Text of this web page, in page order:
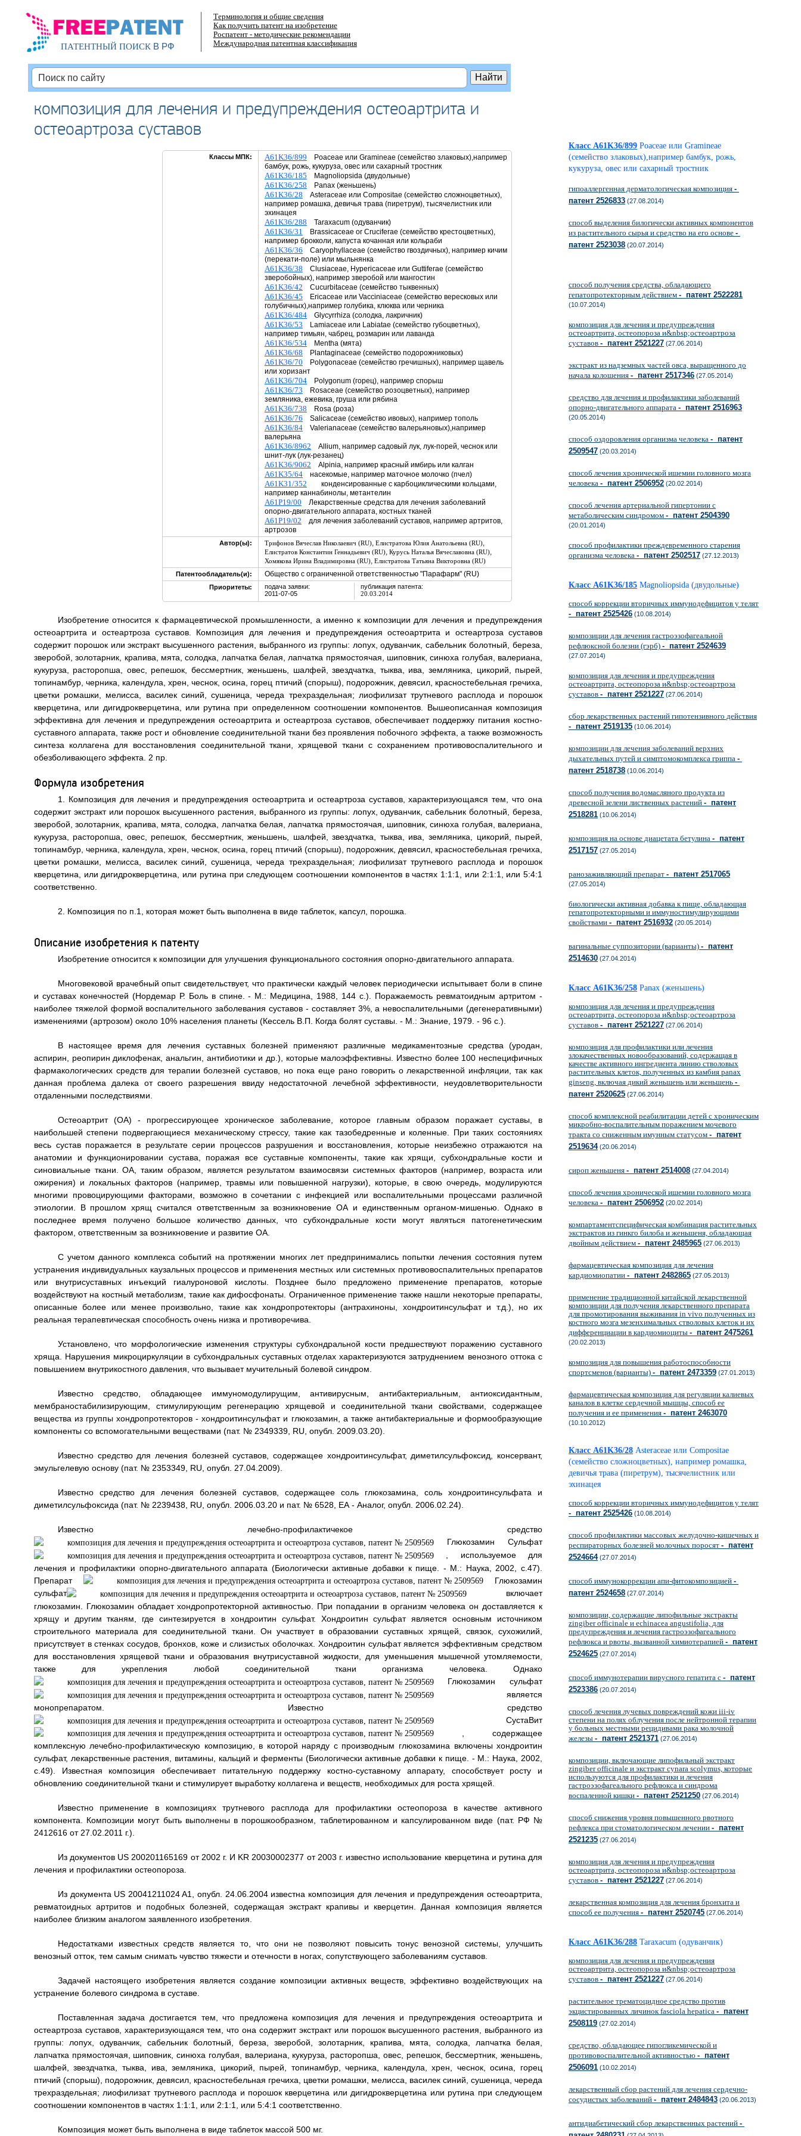
ПАТЕНТНЫЙ ПОИСКВ РФ
Терминология и общие сведения
Как получить патент на изобретение
Роспатент - методические рекомендации
Международная патентная классификация
композиция для лечения и предупреждения остеоартрита и
остеоартроза суставов
Классы МПК: A61K36/899 Poaceae или Gramineae (семейство злаковых),например
бамбук, рожь, кукуруза, овес или сахарный тростник
A61K36/185 Magnoliopsida (двудольные)
A61K36/258 Panax (женьшень)
A61K36/28 Asteraceae или Compositae (семейство сложноцветных),
например ромашка, девичья трава (пиретрум), тысячелистник или
эхинацея
A61K36/288 Taraxacum (одуванчик)
A61K36/31 Brassicaceae or Cruciferae (семейство крестоцветных),
например брокколи, капуста кочанная или кольраби
A61K36/36 Caryophyllaceae (семейство гвоздичных), например кичим
(перекати-поле) или мыльнянка
A61K36/38 Clusiaceae, Hypericaceae или Guttiferae (семейство
зверобойных), например зверобой или мангостин
A61K36/42 Cucurbitaceae (семейство тыквенных)
A61K36/45 Ericaceae или Vacciniaceae (семейство вересковых или
голубичных),например голубика, клюква или черника
A61K36/484Glycyrrhiza (солодка, лакричник)
A61K36/53 Lamiaceae или Labiatae (семейство губоцветных),
например тимьян, чабрец, розмарин или лаванда
A61K36/534Mentha (мята)
A61K36/68 Plantaginaceae (семейство подорожниковых)
A61K36/70 Polygonaceae (семейство гречишных), например щавель
или хоризант
A61K36/704Polygonum (горец), например спорыш
A61K36/73 Rosaceae (семейство розоцветных), например
земляника, ежевика, груша или рябина
A61K36/738 Rosa (роза)
A61K36/76 Salicaceae (семейство ивовых), например тополь
A61K36/84Valerianaceae (семейство валерьяновых),например
валерьяна
A61K36/8962 Allium, например садовый лук, лук-порей, чеснок или
шнит-лук (лук-резанец)
A61K36/9062 Alpinia, например красный имбирь или калган
A61K35/64насекомые, например маточное молочко (пчел)
A61K31/352 конденсированные с карбоциклическими кольцами,
например каннабинолы, метантелин
A61P19/00 Лекарственные средства для лечения заболеваний
опорно-двигательного аппарата, костных тканей
A61P19/02 для лечения заболеваний суставов, например артритов,
артрозов
Автор(ы): Трифонов Вячеслав Николаевич (RU), Елистратова Юлия Анатольевна (RU),
Елистратов Константин Геннадьевич (RU), Курусь Наталья Вячеславовна (RU),
Хомякова Ирина Владимировна (RU), Елистратова Татьяна Викторовна (RU)
Патентообладатель(и):
Общество с ограниченной ответственностью "Парафарм" (RU)
Приоритеты:
подача заявки:
2011-07-05
публикация патента:
20.03.2014
Изобретение относится к фармацевтической промышленности, а именно к композиции для лечения и предупреждения
остеоартрита и остеартроза суставов. Композиция для лечения и предупреждения остеоартрита и остеартроза суставов
содержит порошок или экстракт высушенного растения, выбранного из группы: лопух, одуванчик, сабельник болотный, береза,
зверобой, золотарник, крапива, мята, солодка, лапчатка белая, лапчатка прямостоячая, шиповник, синюха голубая, валериана,
кукуруза, расторопша, овес, репешок, бессмертник, женьшень, шалфей, звездчатка, тыква, ива, земляника, цикорий, пырей,
топинамбур, черника, календула, хрен, чеснок, осина, горец птичий (спорыш), подорожник, девясил, красностебельная гречиха,
цветки ромашки, мелисса, василек синий, сушеница, череда трехраздельная; лиофилизат трутневого расплода и порошок
кверцетина, или дигидрокверцетина, или рутина при определенном соотношении компонентов. Вышеописанная композиция
эффективна для лечения и предупреждения остеоартрита и остеартроза суставов, обеспечивает поддержку питания костно-
суставного аппарата, также рост и обновление соединительной ткани без проявления побочного эффекта, а также возможность
синтеза коллагена для восстановления соединительной ткани, хрящевой ткани с сохранением противовоспалительного и
обезболивающего эффекта. 2 пр.
Формула изобретения
1. Композиция для лечения и предупреждения остеоартрита и остеартроза суставов, характеризующаяся тем, что она
содержит экстракт или порошок высушенного растения, выбранного из группы: лопух, одуванчик, сабельник болотный, береза,
зверобой, золотарник, крапива, мята, солодка, лапчатка белая, лапчатка прямостоячая, шиповник, синюха голубая, валериана,
кукуруза, расторопша, овес, репешок, бессмертник, женьшень, шалфей, звездчатка, тыква, ива, земляника, цикорий, пырей,
топинамбур, черника, календула, хрен, чеснок, осина, горец птичий (спорыш), подорожник, девясил, красностебельная гречиха,
цветки ромашки, мелисса, василек синий, сушеница, череда трехраздельная; лиофилизат трутневого расплода и порошок
кверцетина, или дигидрокверцетина, или рутина при следующем соотношении компонентов в частях 1:1:1, или 2:1:1, или 5:4:1
соответственно.
2. Композиция по п.1, которая может быть выполнена в виде таблеток, капсул, порошка.
Описание изобретения к патенту
Изобретение относится к композиции для улучшения функционального состояния опорно-двигательного аппарата.
Многовековой врачебный опыт свидетельствует, что практически каждый человек периодически испытывает боли в спине
и суставах конечностей (Нордемар Р. Боль в спине. - М.: Медицина, 1988, 144 с.). Поражаемость ревматоидным артритом -
наиболее тяжелой формой воспалительного заболевания суставов - составляет 3%, а невоспалительными (дегенеративными)
изменениями (артрозом) около 10% населения планеты (Кессель В.П. Когда болят суставы. - М.: Знание, 1979. - 96 с.).
В настоящее время для лечения суставных болезней применяют различные медикаментозные средства (уродан,
аспирин, реопирин диклофенак, анальгин, антибиотики и др.), которые малоэффективны. Известно более 100 неспецифичных
фармакологических средств для терапии болезней суставов, но пока еще рано говорить о лекарственной инфляции, так как
данная проблема далека от своего разрешения ввиду недостаточной лечебной эффективности, неудовлетворительности
отдаленными последствиями.
Остеоартрит (ОА) - прогрессирующее хроническое заболевание, которое главным образом поражает суставы, в
наибольшей степени подвергающиеся механическому стрессу, такие как тазобедренные и коленные. При таких состояниях
весь сустав поражается в результате серии процессов разрушения и восстановления, которые неизбежно отражаются на
анатомии и функционировании сустава, поражая все суставные компоненты, такие как хрящи, субхондральные кости и
синовиальные ткани. ОА, таким образом, является результатом взаимосвязи системных факторов (например, возраста или
ожирения) и локальных факторов (например, травмы или повышенной нагрузки), которые, в свою очередь, модулируются
многими провоцирующими факторами, возможно в сочетании с инфекцией или воспалительными процессами различной
этиологии. В прошлом хрящ считался ответственным за возникновение ОА и единственным органом-мишенью. Однако в
последнее время получено большое количество данных, что субхондральные кости могут являться патогенетическим
фактором, ответственным за возникновение и развитие ОА.
С учетом данного комплекса событий на протяжении многих лет предпринимались попытки лечения состояния путем
устранения индивидуальных каузальных процессов и применения местных или системных противовоспалительных препаратов
или внутрисуставных инъекций гиалуроновой кислоты. Позднее было предложено применение препаратов, которые
воздействуют на костный метаболизм, такие как дифосфонаты. Ограниченное применение также нашли некоторые препараты,
описанные более или менее произвольно, такие как хондропротекторы (антрахиноны, хондроитинсульфат и т.д.), но их
реальная терапевтическая способность очень низка и противоречива.
Установлено, что морфологические изменения структуры субхондральной кости предшествуют поражению суставного
хряща. Нарушения микроциркуляции в субхондральных суставных отделах характеризуются затруднением венозного оттока с
повышением внутрикостного давления, что вызывает мучительный болевой синдром.
Известно средство, обладающее иммуномодулирущим, антивирусным, антибактериальным, антиоксидантным,
мембраностабилизирующим, стимулирующим регенерацию хрящевой и соединительной ткани свойствами, содержащее
вещества из группы хондропротекторов - хондроитинсульфат и глюкозамин, а также антибактериальные и формообразующие
компоненты со вспомогательными веществами (пат. № 2349339, RU, опубл. 2009.03.20).
Известно средство для лечения болезней суставов, содержащее хондроитинсульфат, диметилсульфоксид, консервант,
эмульгелевую основу (пат. № 2353349, RU, опубл. 27.04.2009).
Известно средство для лечения болезней суставов, содержащее соль глюкозамина, соль хондроитинсульфата и
диметилсульфоксида (пат. № 2239438, RU, опубл. 2006.03.20 и пат. № 6528, ЕА - Аналог, опубл. 2006.02.24).
Известно лечебно-профилактичекое средство
Глюкозамин Сульфат
, используемое для
лечения и профилактики опорно-двигательного аппарата (Биологически активные добавки к пище. - М.: Наука, 2002, с.47).
Препарат
Глюкозамин
сульфат
включает
глюкозамин. Глюкозамин обладает хондропротекторной активностью. При попадании в организм человека он доставляется к
хрящу и другим тканям, где синтезируется в хондроитин сульфат. Хондроитин сульфат является основным источником
строительного материала для соединительной ткани. Он участвует в образовании суставных хрящей, связок, сухожилий,
присутствует в стенках сосудов, бронхов, коже и слизистых оболочках. Хондроитин сульфат является эффективным средством
для восстановления хрящевой ткани и образования внутрисуставной жидкости, для уменьшения мышечной утомляемости,
также для укрепления любой соединительной ткани организма человека. Однако
Глюкозамин сульфат
является
монопрепаратом. Известно средство
СустаВит
, содержащее
комплексную лечебно-профилактическую композицию, в которой наряду с производным глюкозамина включены хондроитин
сульфат, лекарственные растения, витамины, кальций и ферменты (Биологически активные добавки к пище. - М.: Наука, 2002,
с.49). Известная композиция обеспечивает питательную поддержку костно-суставному аппарату, способствует росту и
обновлению соединительной ткани и стимулирует выработку коллагена и веществ, необходимых для роста хрящей.
Известно применение в композициях трутневого расплода для профилактики остеопороза в качестве активного
компонента. Композиции могут быть выполнены в порошкообразном, таблетированном и капсулированном виде (пат. РФ №
2412616 от 27.02.2011 г.).
Из документов US 200201165169 от 2002 г. И KR 20030002377 от 2003 г. известно использование кверцетина и рутина для
лечения и профилактики остеопороза.
Из документа US 20041211024 A1, опубл. 24.06.2004 известна композиция для лечения и предупреждения остеоартрита,
ревматоидных артритов и подобных болезней, содержащая экстракт крапивы и кверцетин. Данная композиция является
наиболее близким аналогом заявленного изобретения.
Недостатками известных средств является то, что они не позволяют повысить тонус венозной системы, улучшить
венозный отток, тем самым снимать чувство тяжести и отечности в ногах, сопутствующего заболеваниям суставов.
Задачей настоящего изобретения является создание композиции активных веществ, эффективно воздействующих на
устранение болевого синдрома в суставе.
Поставленная задача достигается тем, что предложена композиция для лечения и предупреждения остеоартрита и
остеартроза суставов, характеризующаяся тем, что она содержит экстракт или порошок высушенного растения, выбранного из
группы: лопух, одуванчик, сабельник болотный, береза, зверобой, золотарник, крапива, мята, солодка, лапчатка белая,
лапчатка прямостоячая, шиповник, синюха голубая, валериана, кукуруза, расторопша, овес, репешок, бессмертник, женьшень,
шалфей, звездчатка, тыква, ива, земляника, цикорий, пырей, топинамбур, черника, календула, хрен, чеснок, осина, горец
птичий (спорыш), подорожник, девясил, красностебельная гречиха, цветки ромашки, мелисса, василек синий, сушеница, череда
трехраздельная; лиофилизат трутневого расплода и порошок кверцетина или дигидрокверцетина или рутина при следующем
соотношении компонентов в частях 1:1:1, или 2:1:1, или 5:4:1 соответственно.
Композиция может быть выполнена в виде таблеток массой 500 мг.
Класс A61K36/899 Poaceae или Gramineae
(семейство злаковых),например бамбук, рожь,
кукуруза, овес или сахарный тростник
гипоаллергенная дерматологическая композиция -
патент 2526833 (27.08.2014)
способ выделения билогически активных компонентов
из растительного сырья и средство на его основе -
патент 2523038 (20.07.2014)
способ получения средства, обладающего
гепатопротекторным действием - патент 2522281
(10.07.2014)
композиция для лечения и предупреждения
остеоартрита, остеопороза и&nbsp;остеоартроза
суставов - патент 2521227 (27.06.2014)
экстракт из надземных частей овса, выращенного до
начала колошения - патент 2517346 (27.05.2014)
средство для лечения и профилактики заболеваний
опорно-двигательного аппарата - патент 2516963
(20.05.2014)
способ оздоровления организма человека - патент
2509547 (20.03.2014)
способ лечения хронической ишемии головного мозга
человека - патент 2506952 (20.02.2014)
способ лечения артериальной гипертонии с
метаболическим синдромом - патент 2504390
(20.01.2014)
способ профилактики преждевременного старения
организма человека - патент 2502517 (27.12.2013)
Класс A61K36/185 Magnoliopsida (двудольные)
способ коррекции вторичных иммунодефицитов у телят
- патент 2525426 (10.08.2014)
композиции для лечения гастроэзофагеальной
рефлюксной болезни (гэрб) - патент 2524639
(27.07.2014)
композиция для лечения и предупреждения
остеоартрита, остеопороза и&nbsp;остеоартроза
суставов - патент 2521227 (27.06.2014)
сбор лекарственных растений гипотензивного действия
- патент 2519135 (10.06.2014)
композиции для лечения заболеваний верхних
дыхательных путей и симптомокомплекса гриппа -
патент 2518738 (10.06.2014)
способ получения водомасляного продукта из
древесной зелени лиственных растений - патент
2518281 (10.06.2014)
композиция на основе диацетата бетулина - патент
2517157 (27.05.2014)
ранозаживляющий препарат - патент 2517065
(27.05.2014)
биологически активная добавка к пище, обладающая
гепатопротекторными и иммуностимулирующими
свойствами - патент 2516932 (20.05.2014)
вагинальные суппозитории (варианты) - патент
2514630 (27.04.2014)
Класс A61K36/258 Panax (женьшень)
композиция для лечения и предупреждения
остеоартрита, остеопороза и&nbsp;остеоартроза
суставов - патент 2521227 (27.06.2014)
композиция для профилактики или лечения
злокачественных новообразований, содержащая в
качестве активного ингредиента линию стволовых
растительных клеток, полученных из камбия panax
ginseng, включая дикий женьшень или женьшень -
патент 2520625 (27.06.2014)
способ комплексной реабилитации детей с хроническим
микробно-воспалительным поражением мочевого
тракта со сниженным имунным статусом - патент
2519634(20.06.2014)
сироп женьшеня - патент 2514008 (27.04.2014)
способ лечения хронической ишемии головного мозга
человека - патент 2506952 (20.02.2014)
компартаментспецифическая комбинация растительных
экстрактов из гинкго билоба и женьшеня, обладающая
двойным действием - патент 2485965 (27.06.2013)
фармацевтическая композиция для лечения
кардиомиопатии - патент 2482865 (27.05.2013)
применение традиционной китайской лекарственной
композиции для получения лекарственного препарата
для промотирования выживания in vivo полученных из
костного мозга мезенхимальных стволовых клеток и их
дифференциации в кардиомиоциты - патент 2475261
(20.02.2013)
композиция для повышения работоспособности
спортсменов (варианты) - патент 2473359 (27.01.2013)
фармацевтическая композиция для регуляции калиевых
каналов в клетке сердечной мышцы, способ ее
получения и ее применения - патент 2463070
(10.10.2012)
Класс A61K36/28 Asteraceae или Compositae
(семейство сложноцветных), например ромашка,
девичья трава (пиретрум), тысячелистник или
эхинацея
способ коррекции вторичных иммунодефицитов у телят
- патент 2525426 (10.08.2014)
способ профилактики массовых желудочно-кишечных и
респираторных болезней молочных поросят - патент
2524664(27.07.2014)
способ иммунокоррекции апи-фитокомпозицией -
патент 2524658 (27.07.2014)
композиции, содержащие липофильные экстракты
zingiber officinale и echinacea angustifolia, для
предупреждения и лечения гастроэзофагеального
рефлюкса и рвоты, вызванной химиотерапией - патент
2524625 (27.07.2014)
способ иммунотерапии вирусного гепатита с - патент
2523386 (20.07.2014)
способ лечения лучевых повреждений кожи iii-iv
степени на полях облучения после нейтронной терапии
у больных местными рецидивами рака молочной
железы - патент 2521371 (27.06.2014)
композиции, включающие липофильный экстракт
zingiber officinale и экстракт cynara scolymus, которые
используются для профилактики и лечения
гастроэзофагеального рефлюкса и синдрома
воспаленной кишки - патент 2521250 (27.06.2014)
способ снижения уровня повышенного рвотного
рефлекса при стоматологическом лечении - патент
2521235 (27.06.2014)
композиция для лечения и предупреждения
остеоартрита, остеопороза и&nbsp;остеоартроза
суставов - патент 2521227 (27.06.2014)
лекарственная композиция для лечения бронхита и
способ ее получения - патент 2520745 (27.06.2014)
Класс A61K36/288 Taraxacum (одуванчик)
композиция для лечения и предупреждения
остеоартрита, остеопороза и&nbsp;остеоартроза
суставов - патент 2521227 (27.06.2014)
растительное трематоцидное средство против
экцистированных личинок fasciola hepatica - патент
2508119 (27.02.2014)
средство, обладающее гипогликемической и
противовоспалительной активностью - патент
2506091 (10.02.2014)
лекарственный сбор растений для лечения сердечно-
сосудистых заболеваний - патент 2484843 (20.06.2013)
антидиабетический сбор лекарственных растений -